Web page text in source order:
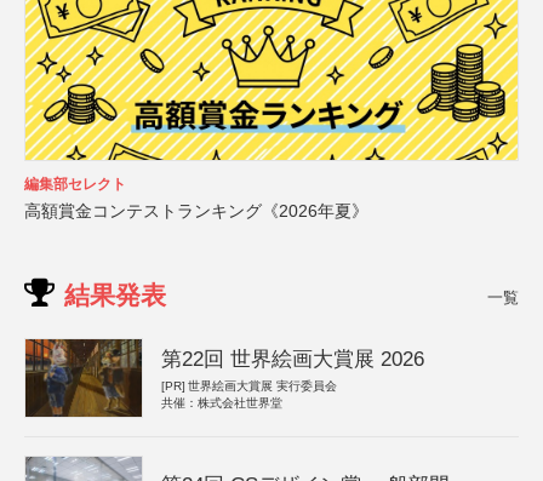
編集部セレクト
高額賞金コンテストランキング《2026年夏》
結果発表 一覧
第22回 世界絵画大賞展 2026
[PR] 世界絵画大賞展 実行委員会
共催：株式会社世界堂